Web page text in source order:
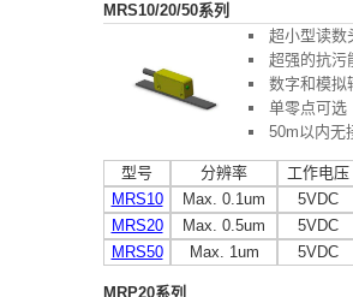
MRS10/20/50系列
超小型读数
超强的抗污
数字和模拟
单零点可选
50m以内无
型号 分辨率
工作电压
MRS10
Max. 0.1um
5VDC
MRS20
Max. 0.5um
5VDC
MRS50
Max. 1um 5VDC
MRP20系列